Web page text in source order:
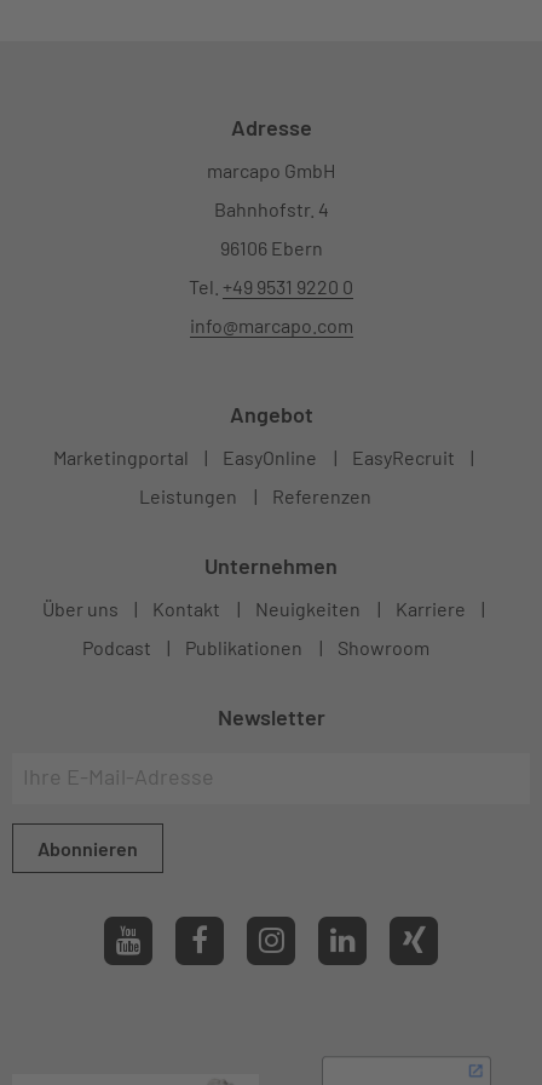
Adresse
marcapo GmbH
Bahnhofstr. 4
96106 Ebern
Tel. +49 9531 9220 0
info@marcapo.com
Angebot
Marketingportal EasyOnline
EasyRecruit
Leistungen
Referenzen
Unternehmen
Über uns Kontakt Neuigkeiten
Karriere
Podcast
Publikationen Showroom
Newsletter
Abonnieren